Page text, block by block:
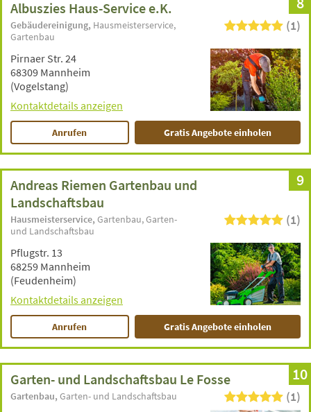
Albuszies Haus-Service e.K.
Gebäudereinigung Hausmeisterservice
Gartenbau
(1)
Pirnaer Str. 24
68309 Mannheim
(Vogelstang)
Kontaktdetails anzeigen
Anrufen Gratis Angebote einholen
9
Andreas Riemen Gartenbau und
Landschaftsbau
Hausmeisterservice Gartenbau Garten-
und Landschaftsbau
(1)
Pflugstr. 13
68259 Mannheim
(Feudenheim)
Kontaktdetails anzeigen
Anrufen Gratis Angebote einholen
10
Garten- und Landschaftsbau Le Fosse
Gartenbau Garten- und Landschaftsbau (1)